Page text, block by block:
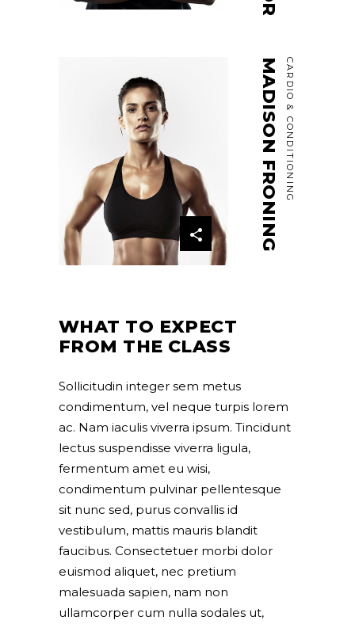
CARDIO & CONDITIONING
MADISON FRONING
WHAT TO EXPECT
FROM THE CLASS
Sollicitudin integer sem metus
condimentum, vel neque turpis lorem
ac. Nam iaculis viverra ipsum. Tincidunt
lectus suspendisse viverra ligula,
fermentum amet eu wisi,
condimentum pulvinar pellentesque
sit nunc sed, purus convallis id
vestibulum, mattis mauris blandit
faucibus. Consectetuer morbi dolor
euismod aliquet, nec pretium
malesuada sapien, nam non
ullamcorper cum nulla sodales ut,